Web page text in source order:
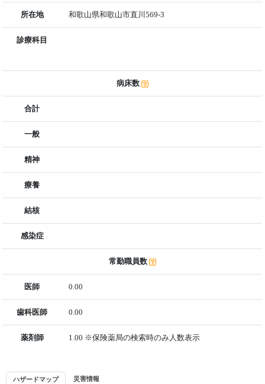
所在地 和歌山県和歌山市直川569-3
診療科目
病床数
合計
一般
精神
療養
結核
感染症
常勤職員数
医師 0.00
歯科医師 0.00
薬剤師 1.00 ※保険薬局の検索時のみ人数表示
ハザードマップ 災害情報